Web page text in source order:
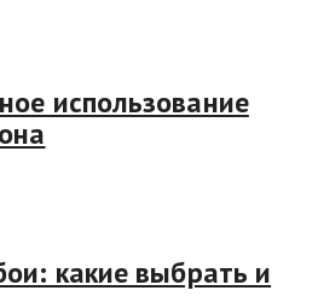
использование
какие выбрать и